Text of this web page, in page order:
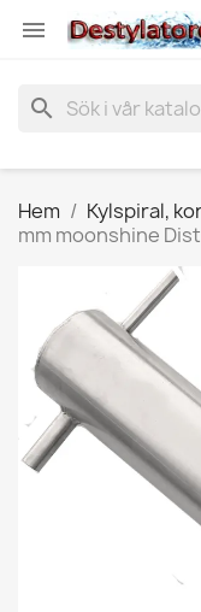

search
Hem Kylspiral,
mm moonshine